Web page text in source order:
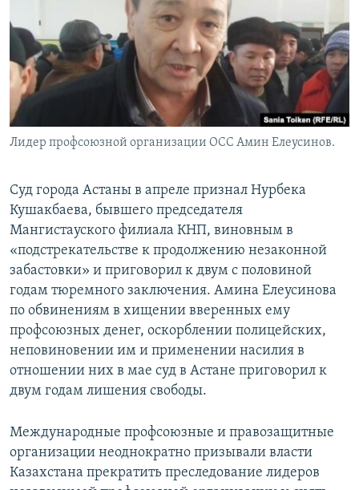
Лидер профсоюзной организации ОСС Амин Елеусинов.
Суд города Астаны в апреле признал Нурбека
Кушакбаева, бывшего председателя
Мангистауского филиала КНП, виновным в
«подстрекательстве к продолжению незаконной
забастовки» и приговорил к двум с половиной
годам тюремного заключения. Амина Елеусинова
по обвинениям в хищении вверенных ему
профсоюзных денег, оскорблении полицейских,
неповиновении им и применении насилия в
отношении них в мае суд в Астане приговорил к
двум годам лишения свободы.
Международные профсоюзные и правозащитные
организации неоднократно призывали власти
Казахстана прекратить преследование лидеров